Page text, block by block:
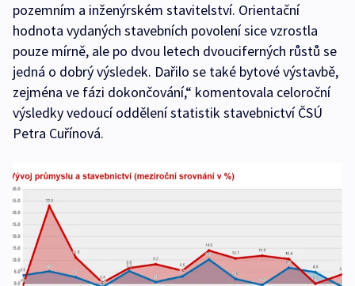
pozemním a inženýrském stavitelství. Orientační
hodnota vydaných stavebních povolení sice vzrostla
pouze mírně, ale po dvou letech dvouciferných růstů se
jedná o dobrý výsledek. Dařilo se také bytové výstavbě,
zejména ve fázi dokončování,“ komentovala celoroční
výsledky vedoucí oddělení statistik stavebnictví ČSÚ
Petra Cuřínová.